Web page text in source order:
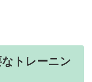
トレーニン